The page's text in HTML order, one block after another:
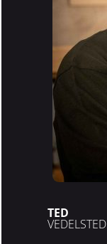
TED
VEDELSTED